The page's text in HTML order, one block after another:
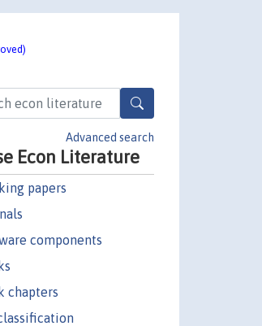
Advanced search
Econ Literature
papers
components
chapters